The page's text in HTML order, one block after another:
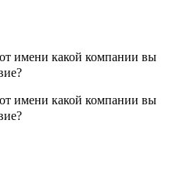
имени какой компании вы
имени какой компании вы